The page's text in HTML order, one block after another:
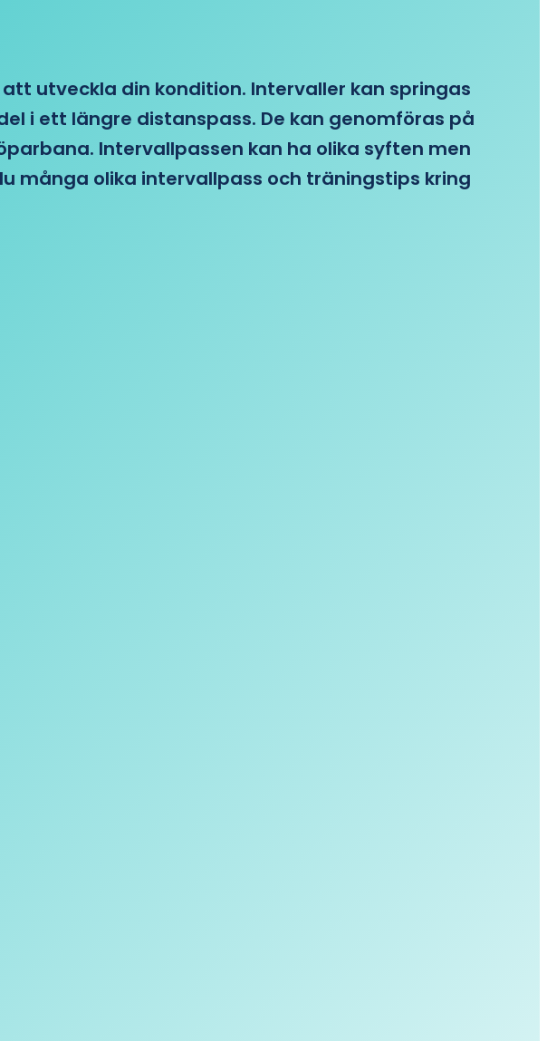
utveckla din kondition. Intervaller kan springas
i ett längre distanspass. De kan genomföras på
Intervallpassen kan ha olika syften men
många olika intervallpass och träningstips kring